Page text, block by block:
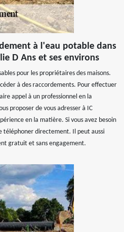
à l'eau potable dans
D Ans et ses environs
pour les propriétaires des maisons.
à des raccordements. Pour effectuer
appel à un professionnel en la
proposer de vous adresser à IC
en la matière. Si vous avez besoin
téléphoner directement. Il peut aussi
gratuit et sans engagement.